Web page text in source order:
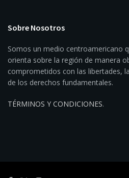
Sobre Nosotros
Somos un medio centroamericano
orienta sobre la región de manera
comprometidos con las libertades,
de los derechos fundamentales.
TÉRMINOS Y CONDICIONES.